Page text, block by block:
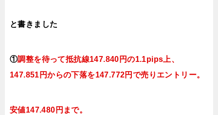
と書きました
①調整を待って抵抗線147.840円の1.1pips上、
147.851円からの下落を147.772円で売りエントリー。
安値147.480円まで。